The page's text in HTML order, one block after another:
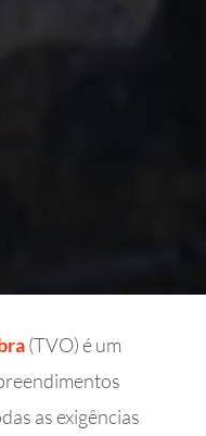
(TVO) é um
as exigências